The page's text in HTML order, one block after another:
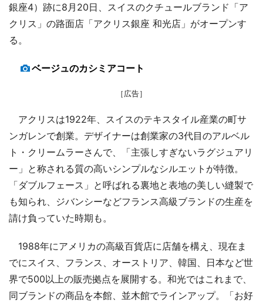
銀座4）跡に8月20日、スイスのクチュールブランド「ア
クリス」の路面店「アクリス銀座 和光店」がオープンす
る。
ベージュのカシミアコート
［広告］
アクリスは1922年、スイスのテキスタイル産業の町サ
ンガレンで創業。デザイナーは創業家の3代目のアルベル
ト・クリームラーさんで、「主張しすぎないラグジュアリ
ー」と称される質の高いシンプルなシルエットが特徴。
「ダブルフェース」と呼ばれる裏地と表地の美しい縫製で
も知られ、ジバンシーなどフランス高級ブランドの生産を
請け負っていた時期も。
1988年にアメリカの高級百貨店に店舗を構え、現在ま
でにスイス、フランス、オーストリア、韓国、日本など世
界で500以上の販売拠点を展開する。和光ではこれまで、
同ブランドの商品を本館、並木館でラインアップ。「お好